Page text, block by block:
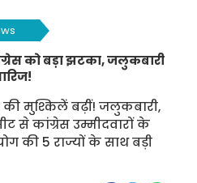
को बड़ा झटका, जलुकबारी
मुश्किलें बढ़ीं! जलुकबारी,
से कांग्रेस उम्मीदवारों के
की 5 राज्यों के साथ बड़ी